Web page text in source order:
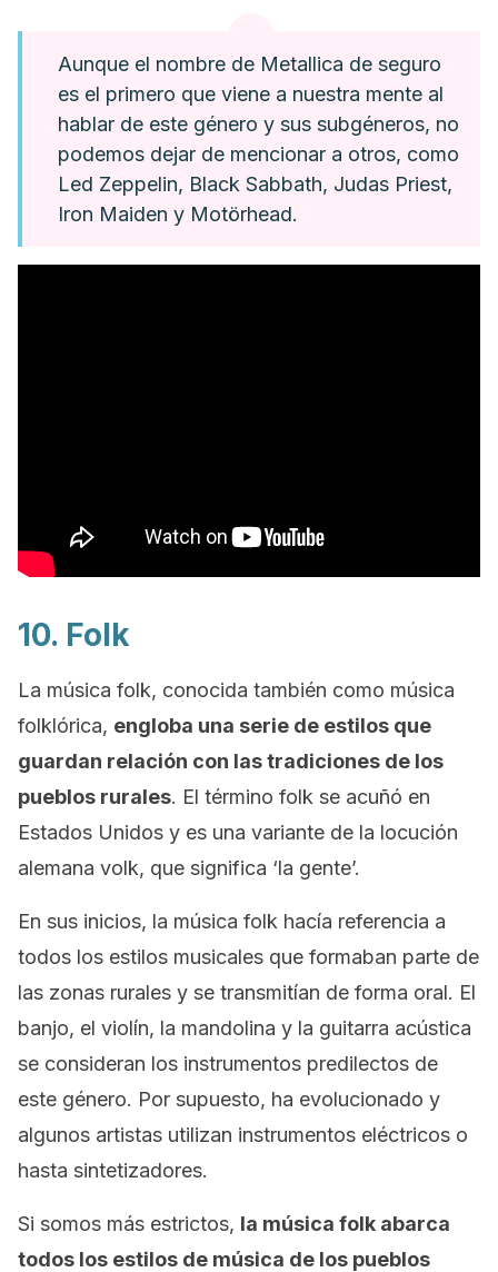
Aunque el nombre de Metallica de seguro
es el primero que viene a nuestra mente al
hablar de este género y sus subgéneros, no
podemos dejar de mencionar a otros, como
Led Zeppelin, Black Sabbath, Judas Priest,
Iron Maiden y Motörhead.
10. Folk
La música folk, conocida también como música
folklórica, engloba una serie de estilos que
guardan relación con las tradiciones de los
pueblos rurales. El término folk se acuñó en
Estados Unidos y es una variante de la locución
alemana volk, que significa ‘la gente’.
En sus inicios, la música folk hacía referencia a
todos los estilos musicales que formaban parte de
las zonas rurales y se transmitían de forma oral. El
banjo, el violín, la mandolina y la guitarra acústica
se consideran los instrumentos predilectos de
este género. Por supuesto, ha evolucionado y
algunos artistas utilizan instrumentos eléctricos o
hasta sintetizadores.
Si somos más estrictos, la música folk abarca
todos los estilos de música de los pueblos